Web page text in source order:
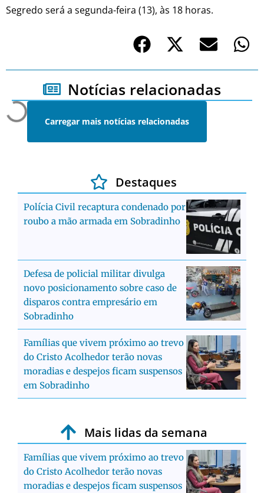
Segredo será a segunda-feira (13), às 18 horas.
Notícias relacionadas
Carregar mais notícias relacionadas
Destaques
Polícia Civil recaptura condenado por
roubo a mão armada em Sobradinho
Defesa de policial militar divulga
novo posicionamento sobre caso de
disparos contra empresário em
Sobradinho
Famílias que vivem próximo ao trevo
do Cristo Acolhedor terão novas
moradias e despejos ficam suspensos
em Sobradinho
Mais lidas da semana
Famílias que vivem próximo ao trevo
do Cristo Acolhedor terão novas
moradias e despejos ficam suspensos